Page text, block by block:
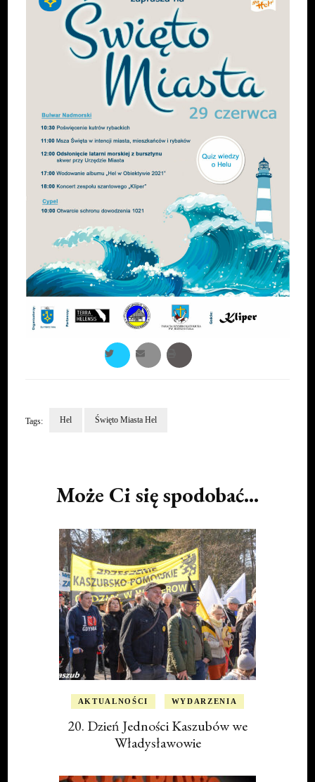
Tags: Hel Święto Miasta Hel
Może Ci się spodobać...
AKTUALNOŚCI WYDARZENIA
20. Dzień Jedności Kaszubów we
Władysławowie